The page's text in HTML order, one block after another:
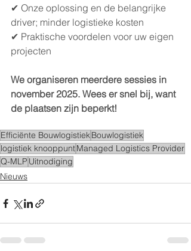
✔ Onze oplossing en de belangrijke
driver; minder logistieke kosten
✔ Praktische voordelen voor uw eigen
projecten
We organiseren meerdere sessies in
november 2025. Wees er snel bij, want
de plaatsen zijn beperkt!
Efficiënte BouwlogistiekBouwlogistiek
logistiek knooppuntManaged Logistics Provider
Q-MLP Uitnodiging
Nieuws